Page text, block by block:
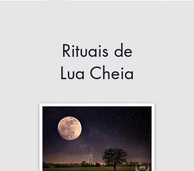
Rituais de
Lua Cheia